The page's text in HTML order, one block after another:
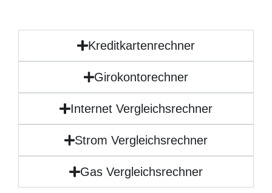
Kreditkartenrechner
Girokontorechner
Internet Vergleichsrechner
Strom Vergleichsrechner
Gas Vergleichsrechner